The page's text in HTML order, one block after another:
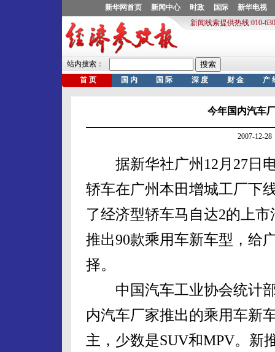
今年国内汽车
2007-12-
据新华社广州12月27日电
轿车在广州本田增城工厂下
了经济型轿车马自达2的上
推出90款乘用车新车型，给
择。
中国汽车工业协会统计部
内汽车厂家推出的乘用车新
主，少数是SUV和MPV。新